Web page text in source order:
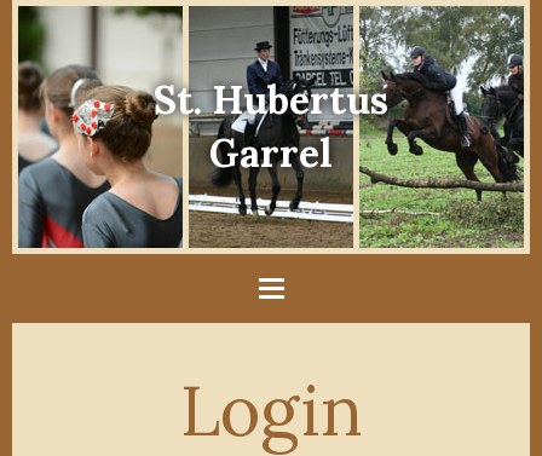
St. Hubertus
Garrel
Login